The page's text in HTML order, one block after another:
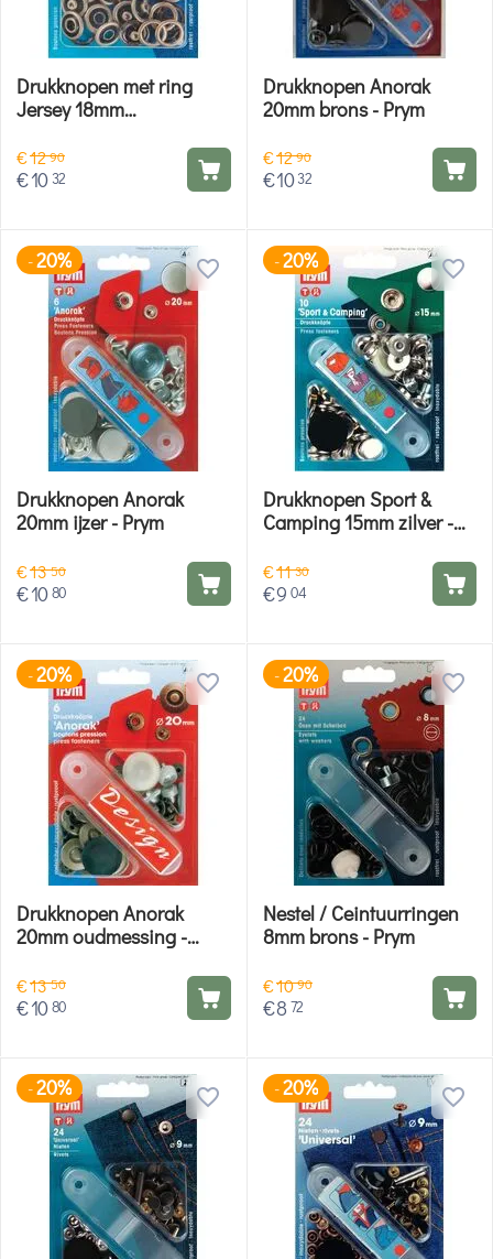
Drukknopen met ring
Jersey 18mm
€1290
€10 32
Drukknopen Anorak
20mm brons - Prym
€1290
€10 32
-20%
Drukknopen Anorak
20mm ijzer - Prym
€1350
€1080
-20%
Drukknopen Sport &
Camping 15mm zilver -
€1130
€9 04
-20%
Drukknopen Anorak
20mm oudmessing -
€1350
€1080
-20%
Nestel / Ceintuurringen
8mm brons - Prym
€1090
€8 72
-20% -20%